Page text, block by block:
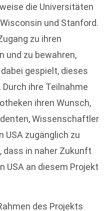
die Universitäten
und Stanford.
zu ihren
und zu bewahren,
gespielt, dieses
ihre Teilnahme
ihren Wunsch,
Wissenschaftler
USA zugänglich zu
dass in naher Zukunft
USA an diesem Projekt
des Projekts